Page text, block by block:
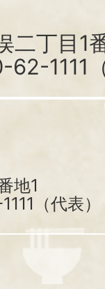
二丁目1
1111
地1
（代表）